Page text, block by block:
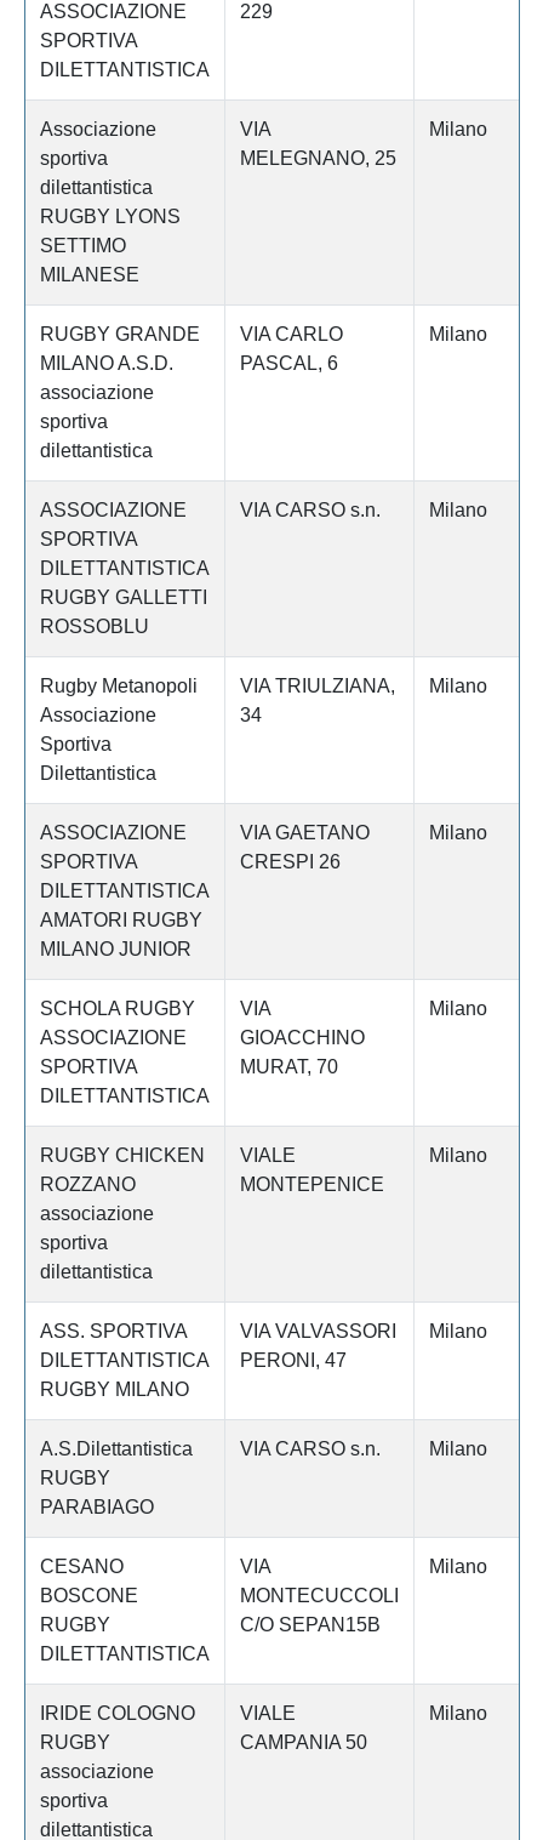
ASSOCIAZIONE
SPORTIVA
DILETTANTISTICA
229
Associazione
sportiva
dilettantistica
RUGBY LYONS
SETTIMO
MILANESE
VIA
MELEGNANO, 25
Milano
RUGBY GRANDE
MILANO A.S.D.
associazione
sportiva
dilettantistica
VIA CARLO
PASCAL, 6
Milano
ASSOCIAZIONE
SPORTIVA
DILETTANTISTICA
RUGBY GALLETTI
ROSSOBLU
VIA CARSO s.n. Milano
Rugby Metanopoli
Associazione
Sportiva
Dilettantistica
VIA TRIULZIANA,
34
Milano
ASSOCIAZIONE
SPORTIVA
DILETTANTISTICA
AMATORI RUGBY
MILANO JUNIOR
VIA GAETANO
CRESPI 26
Milano
SCHOLA RUGBY
ASSOCIAZIONE
SPORTIVA
DILETTANTISTICA
VIA
GIOACCHINO
MURAT, 70
Milano
RUGBY CHICKEN
ROZZANO
associazione
sportiva
dilettantistica
VIALE
MONTEPENICE
Milano
ASS. SPORTIVA
DILETTANTISTICA
RUGBY MILANO
VIA VALVASSORI
PERONI, 47
Milano
A.S.Dilettantistica
RUGBY
PARABIAGO
VIA CARSO s.n. Milano
CESANO
BOSCONE
RUGBY
DILETTANTISTICA
VIA
MONTECUCCOLI
C/O SEPAN15B
Milano
IRIDE COLOGNO
RUGBY
associazione
sportiva
dilettantistica
VIALE
CAMPANIA 50
Milano